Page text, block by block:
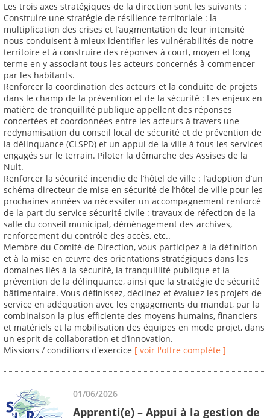
Les trois axes stratégiques de la direction sont les suivants :
Construire une stratégie de résilience territoriale : la
multiplication des crises et l’augmentation de leur intensité
nous conduisent à mieux identifier les vulnérabilités de notre
territoire et à construire des réponses à court, moyen et long
terme en y associant tous les acteurs concernés à commencer
par les habitants.
Renforcer la coordination des acteurs et la conduite de projets
dans le champ de la prévention et de la sécurité : Les enjeux en
matière de tranquillité publique appellent des réponses
concertées et coordonnées entre les acteurs à travers une
redynamisation du conseil local de sécurité et de prévention de
la délinquance (CLSPD) et un appui de la ville à tous les services
engagés sur le terrain. Piloter la démarche des Assises de la
Nuit.
Renforcer la sécurité incendie de l’hôtel de ville : l’adoption d’un
schéma directeur de mise en sécurité de l’hôtel de ville pour les
prochaines années va nécessiter un accompagnement renforcé
de la part du service sécurité civile : travaux de réfection de la
salle du conseil municipal, déménagement des archives,
renforcement du contrôle des accès, etc..
Membre du Comité de Direction, vous participez à la définition
et à la mise en œuvre des orientations stratégiques dans les
domaines liés à la sécurité, la tranquillité publique et la
prévention de la délinquance, ainsi que la stratégie de sécurité
bâtimentaire. Vous définissez, déclinez et évaluez les projets de
service en adéquation avec les engagements du mandat, par la
combinaison la plus efficiente des moyens humains, financiers
et matériels et la mobilisation des équipes en mode projet, dans
un esprit de collaboration et d’innovation.
Missions / conditions d'exercice [ voir l'offre complète ]
01/06/2026
Apprenti(e) – Appui à la gestion de